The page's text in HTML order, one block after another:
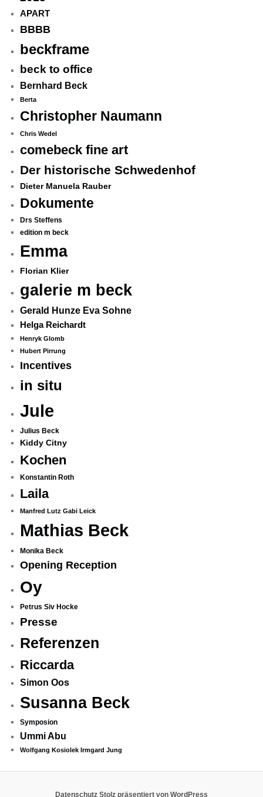
APART
BBBB
beckframe
beck to office
Bernhard Beck
Berta
Christopher Naumann
Chris Wedel
comebeck fine art
Der historische Schwedenhof
Dieter Manuela Rauber
Dokumente
Drs Steffens
edition m beck
Emma
Florian Klier
galerie m beck
Gerald Hunze Eva Sohne
Helga Reichardt
Henryk Glomb
Hubert Pirrung
Incentives
in situ
Jule
Julius Beck
Kiddy Citny
Kochen
Konstantin Roth
Laila
Manfred Lutz Gabi Leick
Mathias Beck
Monika Beck
Opening Reception
Oy
Petrus Siv Hocke
Presse
Referenzen
Riccarda
Simon Oos
Susanna Beck
Symposion
Ummi Abu
Wolfgang Kosiolek Irmgard Jung
Datenschutz Stolz präsentiert von WordPress